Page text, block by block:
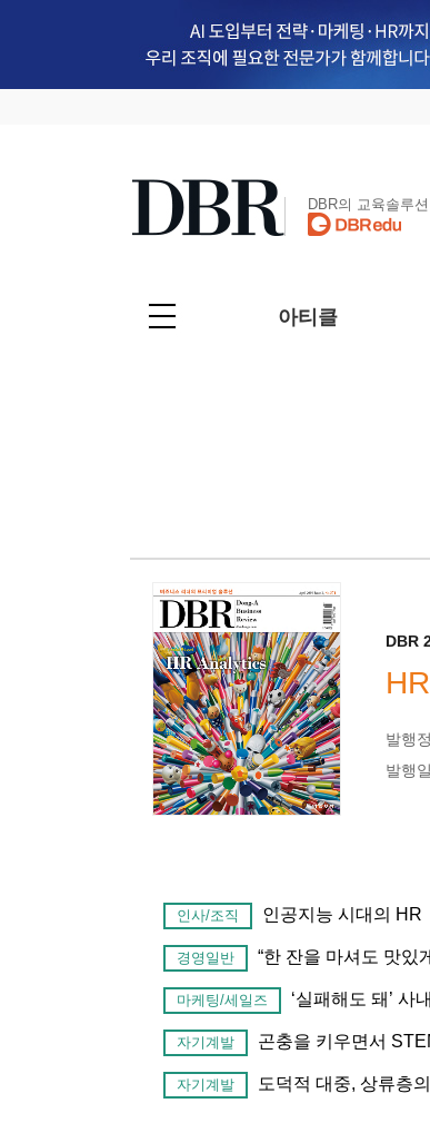
DBR의 교육솔루션
아티클
DBR
발행
발행
인사/조직 인공지능 시대의 HR
경영일반 “한 잔을 마셔도 맛있
마케팅/세일즈 ‘실패해도 돼’ 사
자기계발 곤충을 키우면서
자기계발 도덕적 대중, 상류층